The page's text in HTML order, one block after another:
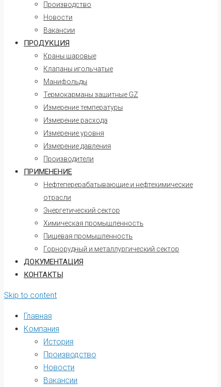
Производство
Новости
Вакансии
ПРОДУКЦИЯ
Краны шаровые
Клапаны игольчатые
Манифольды
Термокарманы защитные GZ
Измерение температуры
Измерение расхода
Измерение уровня
Измерение давления
Производители
ПРИМЕНЕНИЕ
Нефтеперерабатывающие и нефтехимические
отрасли
Энергетический сектор
Химическая промышленность
Пищевая промышленность
Горнорудный и металлургический сектор
ДОКУМЕНТАЦИЯ
КОНТАКТЫ
Skip to content
Главная
Компания
История
Производство
Новости
Вакансии